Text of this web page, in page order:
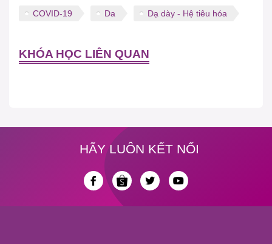
COVID-19 Da Dạ dày - Hệ tiêu hóa
KHÓA HỌC LIÊN QUAN
HÃY LUÔN KẾT NỐI